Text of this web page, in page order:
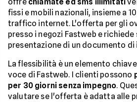
fissi e mobili nazionali, insieme a
traffico internet. L'offerta per gli
presso i negozi Fastweb e richiede
presentazione di un documento
La flessibilità è un elemento
voce di Fastweb. I clienti possono
per 30 giorni senza impegno.
valutare se l'offerta è adatta alle